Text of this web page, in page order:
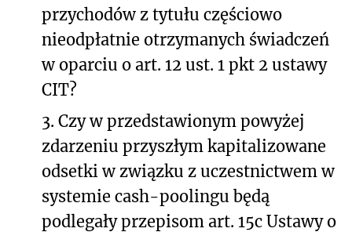
przychodów z tytułu częściowo
nieodpłatnie otrzymanych świadczeń
w oparciu o art. 12 ust. 1 pkt 2 ustawy
CIT?
3. Czy w przedstawionym powyżej
zdarzeniu przyszłym kapitalizowane
odsetki w związku z uczestnictwem w
systemie cash-poolingu będą
podlegały przepisom art. 15c Ustawy o